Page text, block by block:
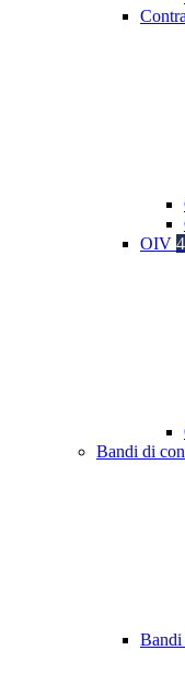
OIV 4
Bandi di
Bandi